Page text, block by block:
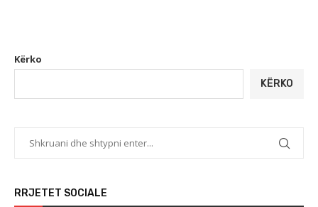
Kërko
KËRKO
RRJETET SOCIALE